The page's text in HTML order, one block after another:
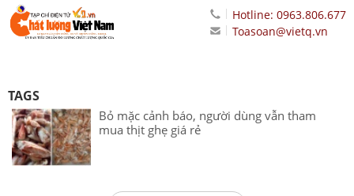
Hotline: 0963.806.677
Toasoan@vietq.vn
TAGS
Bỏ mặc cảnh báo, người dùng vẫn tham
mua thịt ghẹ giá rẻ